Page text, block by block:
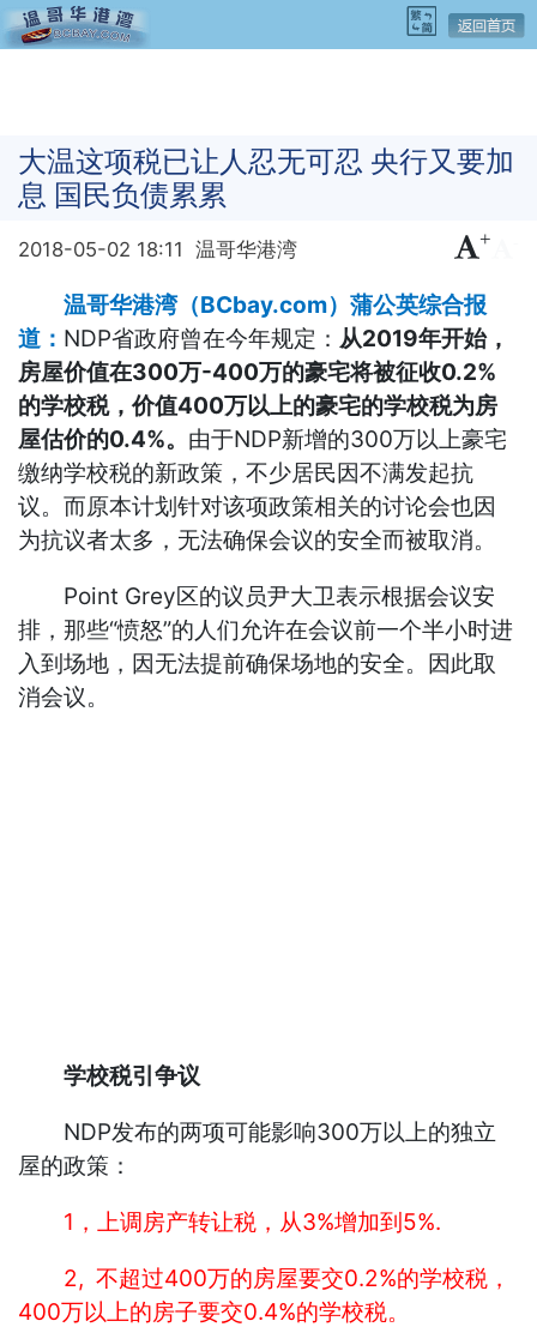
大温这项税已让人忍无可忍 央行又要加
息 国民负债累累
2018-05-02 18:11 温哥华港湾 +
温哥华港湾（BCbay.com）蒲公英综合报
道： NDP省政府曾在今年规定： 从2019年开始，
房屋价值在300万-400万的豪宅将被征收0.2%
的学校税，价值400万以上的豪宅的学校税为房
屋估价的0.4%。 由于NDP新增的300万以上豪宅
缴纳学校税的新政策，不少居民因不满发起抗
议。而原本计划针对该项政策相关的讨论会也因
为抗议者太多，无法确保会议的安全而被取消。
Point Grey区的议员尹大卫表示根据会议安
排，那些“愤怒”的人们允许在会议前一个半小时进
入到场地，因无法提前确保场地的安全。因此取
消会议。
学校税引争议
NDP发布的两项可能影响300万以上的独立
屋的政策：
1，上调房产转让税，从3%增加到5%.
2, 不超过400万的房屋要交0.2%的学校税，
400万以上的房子要交0.4%的学校税。